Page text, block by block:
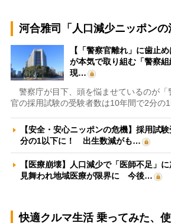
河合雅司「人口減少ニッポンの
【「警察官離れ」に歯止
が本気で取り組む「警察
現…
警察庁が目下、頭を悩ませているのが「
官の採用試験の受験者数は10年間で2分の
【安全・安心ニッポンの危機】採用試
分の1以下に！ 出生数減がも…
【医療崩壊】人口減少で「医師不足」
見舞われ地域医療が限界に 今後…
快適クルマ生活 乗ってみた、